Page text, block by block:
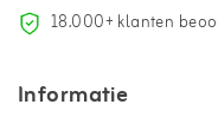
18.000+ klanten
Informatie